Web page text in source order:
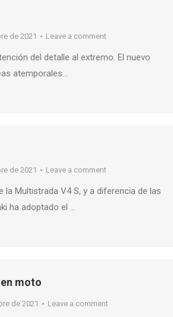
de 2021 Leave a comment
del detalle al extremo. El nuevo
atemporales…
de 2021 Leave a comment
Multistrada V4 S, y a diferencia de las
ha adoptado el …
moto
de 2021 Leave a comment